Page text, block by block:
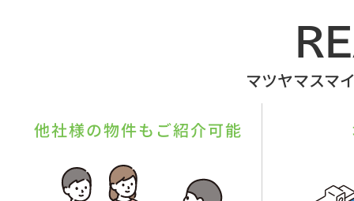
マツヤマスマ
他社様の物件もご紹介可能